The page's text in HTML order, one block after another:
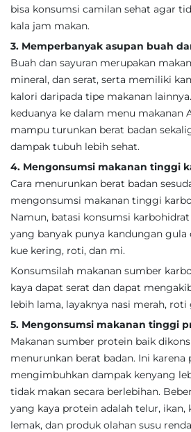
bisa konsumsi camilan sehat agar
kala jam makan.
3. Memperbanyak asupan buah
Buah dan sayuran merupakan
mineral, dan serat, serta memiliki
kalori daripada tipe makanan
keduanya ke dalam menu makanan
mampu turunkan berat badan
dampak tubuh lebih sehat.
4. Mengonsumsi makanan tinggi
Cara menurunkan berat badan
mengonsumsi makanan tinggi
Namun, batasi konsumsi
yang banyak punya kandungan gula
kue kering, roti, dan mi.
Konsumsilah makanan sumber
kaya dapat serat dan dapat
lebih lama, layaknya nasi merah,
5. Mengonsumsi makanan tinggi
Makanan sumber protein baik
menurunkan berat badan. Ini karena
mengimbuhkan dampak kenyang
tidak makan secara berlebihan.
yang kaya protein adalah telur, ikan,
lemak, dan produk olahan susu